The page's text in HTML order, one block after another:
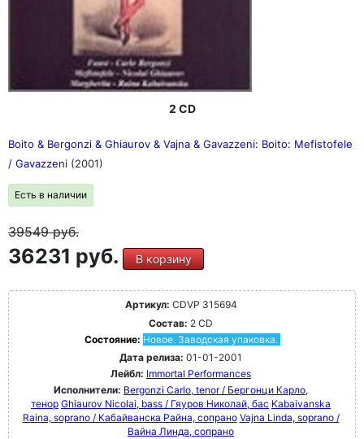
2 CD
Boito & Bergonzi & Ghiaurov & Vajna & Gavazzeni: Boito: Mefistofele
/ Gavazzeni (2001)
Есть в наличии
39549руб.
36231 руб. В корзину
Артикул: CDVP 315694
Состав: 2 CD
Состояние: Новое. Заводская упаковка.
Дата релиза: 01-01-2001
Лейбл: Immortal Performances
Исполнители: Bergonzi Carlo, tenor / Бергонци Карло,
тенор Ghiaurov Nicolai, bass / Гяуров Николай, бас Kabaivanska
Raina, soprano / Кабайванска Райна, сопрано Vajna Linda, soprano /
Вайна Линда, сопрано